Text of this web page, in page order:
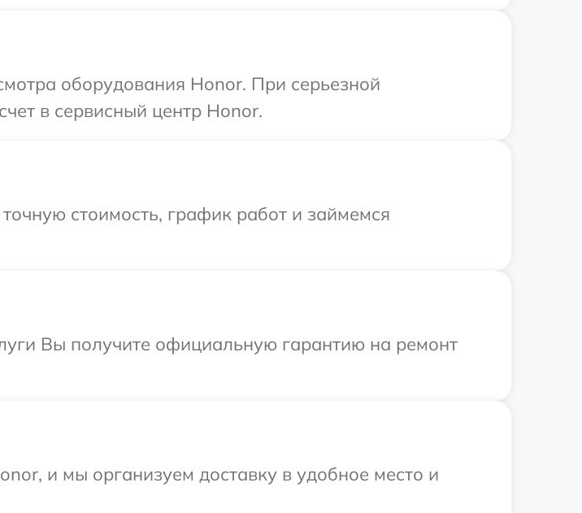
оборудования Honor. При серьезной
в сервисный центр Honor.
стоимость, график работ и займемся
Вы получите официальную гарантию на ремонт
и мы организуем доставку в удобное место и